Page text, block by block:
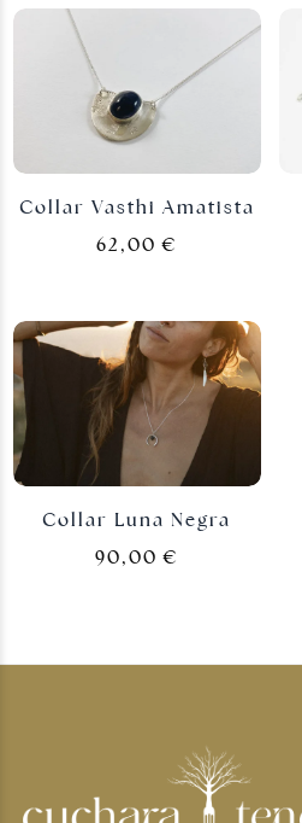
Collar Vasthi Amatista
62,00€
Collar Luna Negra
90,00€
Joyas plateadas